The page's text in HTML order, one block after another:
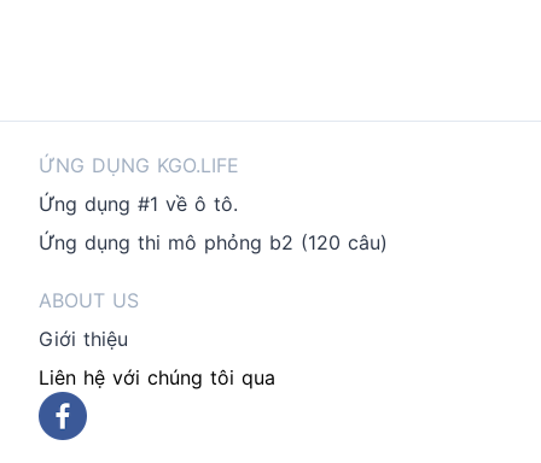
ỨNG DỤNG KGO.LIFE
Ứng dụng #1 về ô tô.
Ứng dụng thi mô phỏng b2 (120 câu)
ABOUT US
Giới thiệu
Liên hệ với chúng tôi qua